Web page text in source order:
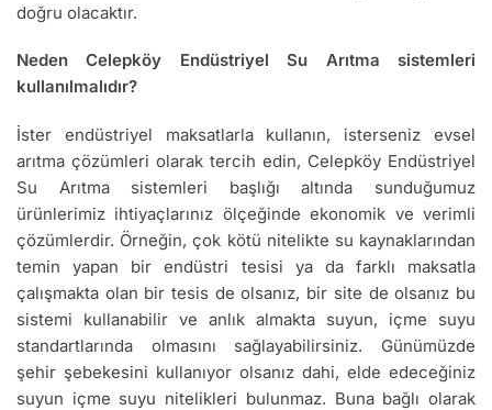
doğru olacaktır.
Neden Celepköy Endüstriyel Su Arıtma sistemleri
kullanılmalıdır?
İster endüstriyel maksatlarla kullanın, isterseniz evsel
arıtma çözümleri olarak tercih edin, Celepköy Endüstriyel
Su Arıtma sistemleri başlığı altında sunduğumuz
ürünlerimiz ihtiyaçlarınız ölçeğinde ekonomik ve verimli
çözümlerdir. Örneğin, çok kötü nitelikte su kaynaklarından
temin yapan bir endüstri tesisi ya da farklı maksatla
çalışmakta olan bir tesis de olsanız, bir site de olsanız bu
sistemi kullanabilir ve anlık almakta suyun, içme suyu
standartlarında olmasını sağlayabilirsiniz. Günümüzde
şehir şebekesini kullanıyor olsanız dahi, elde edeceğiniz
suyun içme suyu nitelikleri bulunmaz. Buna bağlı olarak